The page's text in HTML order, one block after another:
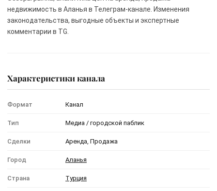
недвижимость в Аланья в Телеграм-канале. Изменения
законодательства, выгодные объекты и экспертные
комментарии в TG.
Характеристики канала
Формат Канал
Тип Медиа / городской паблик
Сделки Аренда, Продажа
Город Аланья
Страна Турция